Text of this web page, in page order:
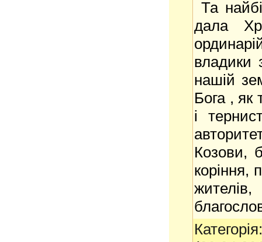
Та
дала
владики
нашій
Бога , як
і
Козови,
коріння,
Категорія